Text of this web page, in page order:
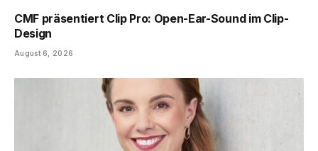
CMF präsentiert Clip Pro: Open-Ear-Sound im Clip-
Design
August 6, 2026